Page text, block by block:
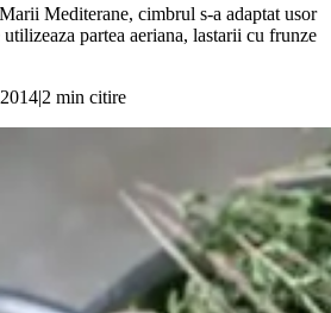
Mediterane, cimbrul s-a adaptat usor
partea aeriana, lastarii cu frunze
|2 min citire